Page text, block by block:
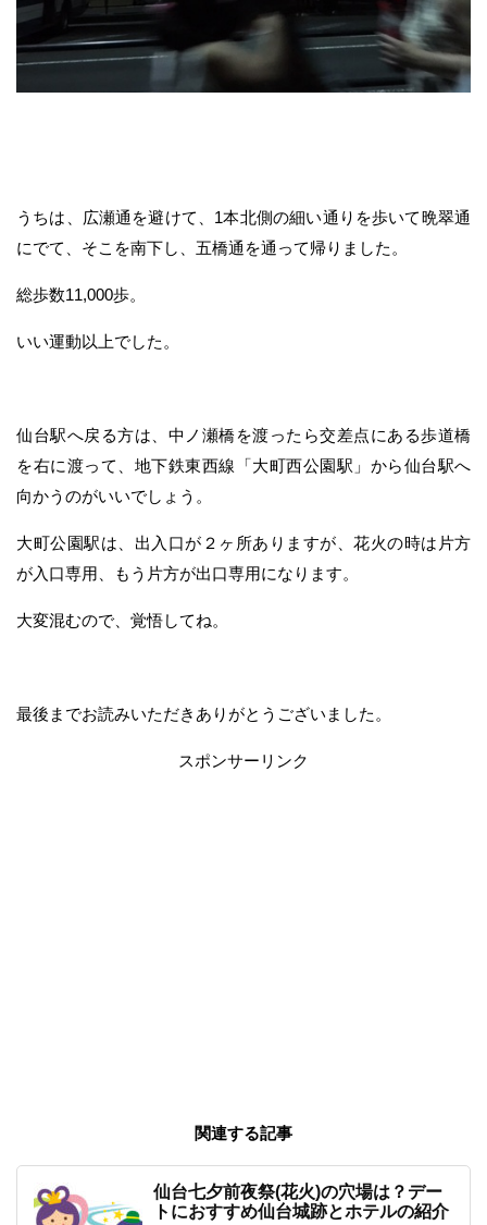
うちは、広瀬通を避けて、1本北側の細い通りを歩いて晩翠通
にでて、そこを南下し、五橋通を通って帰りました。
総歩数11,000歩。
いい運動以上でした。
仙台駅へ戻る方は、中ノ瀬橋を渡ったら交差点にある歩道橋
を右に渡って、地下鉄東西線「大町西公園駅」から仙台駅へ
向かうのがいいでしょう。
大町公園駅は、出入口が２ヶ所ありますが、花火の時は片方
が入口専用、もう片方が出口専用になります。
大変混むので、覚悟してね。
最後までお読みいただきありがとうございました。
スポンサーリンク
関連する記事
仙台七夕前夜祭(花火)の穴場は？デー
トにおすすめ仙台城跡とホテルの紹介